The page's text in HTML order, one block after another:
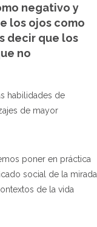
negativo y
los ojos como
decir que los
no
habilidades de
de mayor
poner en práctica
social de la mirada
de la vida